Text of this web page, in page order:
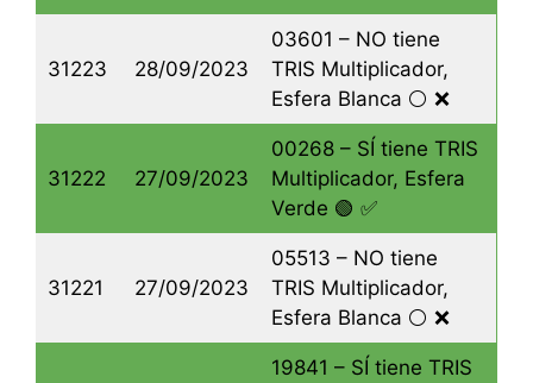
31223 28/09/2023
03601 – NO tiene
TRIS Multiplicador,
Esfera Blanca ⚪️ ❌
31222 27/09/2023
00268 – SÍ tiene TRIS
Multiplicador, Esfera
Verde 🟢 ✅
31221 27/09/2023
05513 – NO tiene
TRIS Multiplicador,
Esfera Blanca ⚪️ ❌
19841 – SÍ tiene TRIS